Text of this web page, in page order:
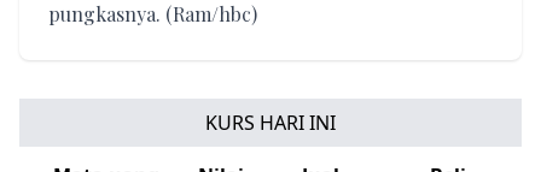
pungkasnya. (Ram/hbc)
KURS HARI INI